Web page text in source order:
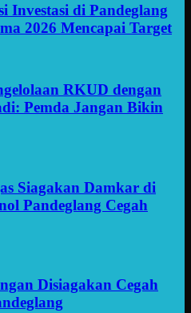
Investasi di Pandeglang
2026 Mencapai Target
RKUD dengan
Pemda Jangan Bikin
Siagakan Damkar di
Pandeglang Cegah
Disiagakan Cegah